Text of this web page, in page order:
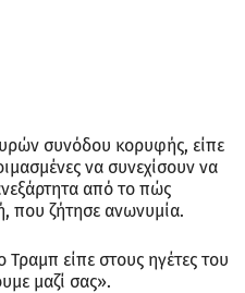
συνόδου κορυφής, είπε
να συνεχίσουν να
από το πώς
που ζήτησε ανωνυμία.
είπε στους ηγέτες του
μαζί σας».